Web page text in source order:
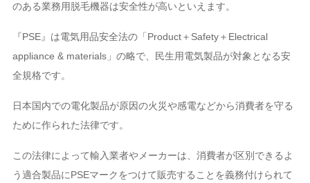
のある業務用脱毛機器は安全性が高いといえます。
『PSE』は電気用品安全法の「Product＋Safety＋Electrical
appliance & materials」の略で、民生用電気製品が対象となる安
全規格です。
日本国内での電化製品が原因の火災や感電などから消費者を守る
ために作られた法律です。
この法律によって輸入業者やメーカーは、消費者が区別できるよ
う適合製品にPSEマークをつけて販売することを義務付けられて